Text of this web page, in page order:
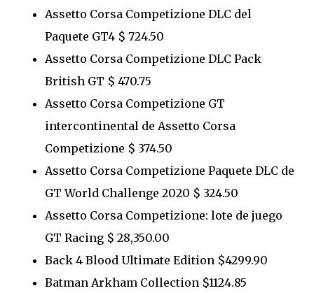
Assetto Corsa Competizione DLC del
Paquete GT4 $ 724.50
Assetto Corsa Competizione DLC Pack
British GT $ 470.75
Assetto Corsa Competizione GT
intercontinental de Assetto Corsa
Competizione $ 374.50
Assetto Corsa Competizione Paquete DLC de
GT World Challenge 2020 $ 324.50
Assetto Corsa Competizione: lote de juego
GT Racing $ 28,350.00
Back 4 Blood Ultimate Edition $4299.90
Batman Arkham Collection $1124.85